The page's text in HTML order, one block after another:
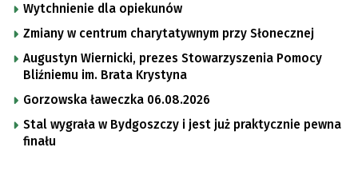
Wytchnienie dla opiekunów
Zmiany w centrum charytatywnym przy Słonecznej
Augustyn Wiernicki, prezes Stowarzyszenia Pomocy
Bliźniemu im. Brata Krystyna
Gorzowska ławeczka 06.08.2026
Stal wygrała w Bydgoszczy i jest już praktycznie pewna
finału